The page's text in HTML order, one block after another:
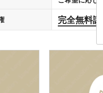
完全無料譲